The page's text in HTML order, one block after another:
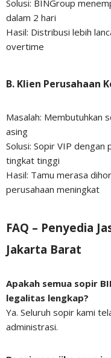
Solusi: BINGroup
dalam 2 hari
Hasil: Distribusi lebih
overtime
B. Klien Perusahaan
Masalah: Membutuhkan
asing
Solusi: Sopir VIP dengan
tingkat tinggi
Hasil: Tamu merasa
perusahaan meningkat
FAQ – Penyedia
Jakarta Barat
Apakah semua sopir
legalitas lengkap?
Ya. Seluruh sopir kami
administrasi.